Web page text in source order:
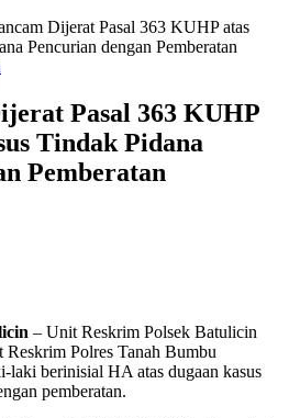
Dijerat Pasal 363 KUHP atas
Pencurian dengan Pemberatan
Pasal 363 KUHP
Tindak Pidana
Pemberatan
– Unit Reskrim Polsek Batulicin
Polres Tanah Bumbu
laki berinisial HA atas dugaan kasus
pemberatan.